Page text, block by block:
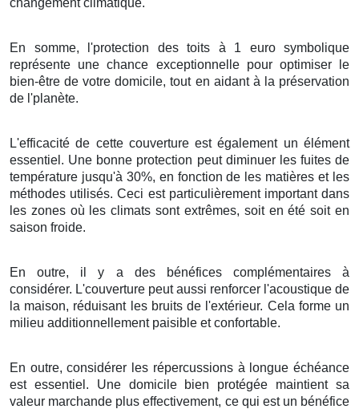
En somme, l'protection des toits à 1
euro symbolique
représente unechance exceptionnellepour optimiserle
bien-être de votredomicile, tout en aidantà la préservation
de l'planète.
L'efficacité de cette couvertureestégalementunélément
essentiel . Une bonne protection peut diminuerles fuitesde
température jusqu'à 30%, en fonction de les matières et les
méthodes utilisés. Ceci est particulièrement importantdans
les zonesoù lesclimats sont extrêmes, soit enété soit en
saison froide.
En outre, il y a des bénéfices complémentairesà
considérer. L'couverture peutaussi renforcer l'acoustique de
la maison, réduisantles bruits de l'extérieur. Cela formeun
milieu additionnellement paisible etconfortable.
En outre,considérer les répercussionsà longue échéance
est essentiel . Une domicilebien protégée maintientsa
valeur marchande pluseffectivement, ce qui est un bénéfice